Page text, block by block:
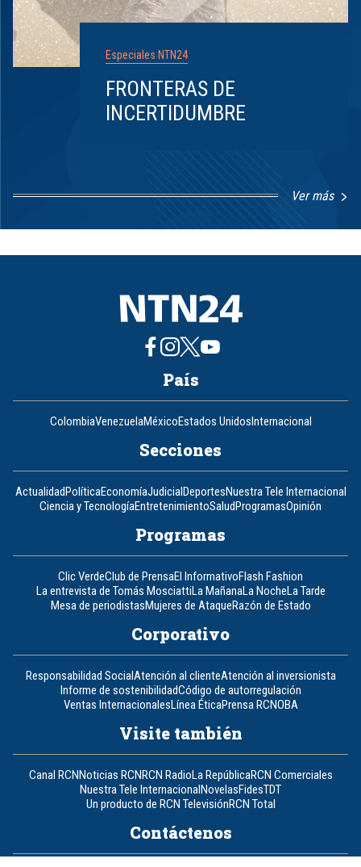
Especiales NTN24
FRONTERAS DE
INCERTIDUMBRE
Ver más
8
País
ColombiaVenezuelaMéxicoEstados UnidosInternacional
Secciones
ActualidadPolíticaEconomíaJudicialDeportesNuestra Tele Internacional
Ciencia y TecnologíaEntretenimientoSaludProgramasOpinión
Programas
Clic VerdeClub de PrensaEl InformativoFlash Fashion
La entrevista de Tomás MosciattiLa MañanaLa NocheLa Tarde
Mesa de periodistasMujeres de AtaqueRazón de Estado
Corporativo
Responsabilidad SocialAtención al clienteAtención al inversionista
Informe de sostenibilidadCódigo de autorregulación
Ventas InternacionalesLínea ÉticaPrensa RCNOBA
Visite también
Canal RCNNoticias RCNRCN RadioLa RepúblicaRCN Comerciales
Nuestra Tele InternacionalNovelasFidesTDT
Un producto de RCN TelevisiónRCN Total
Contáctenos